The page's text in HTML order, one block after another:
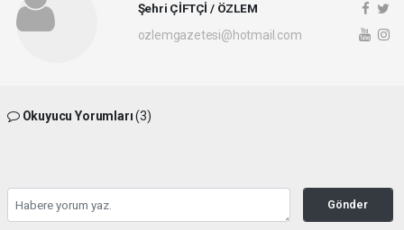
Şehri ÇİFTÇİ / ÖZLEM
ozlemgazetesi@hotmail.com
Okuyucu Yorumları(3)
Gönder